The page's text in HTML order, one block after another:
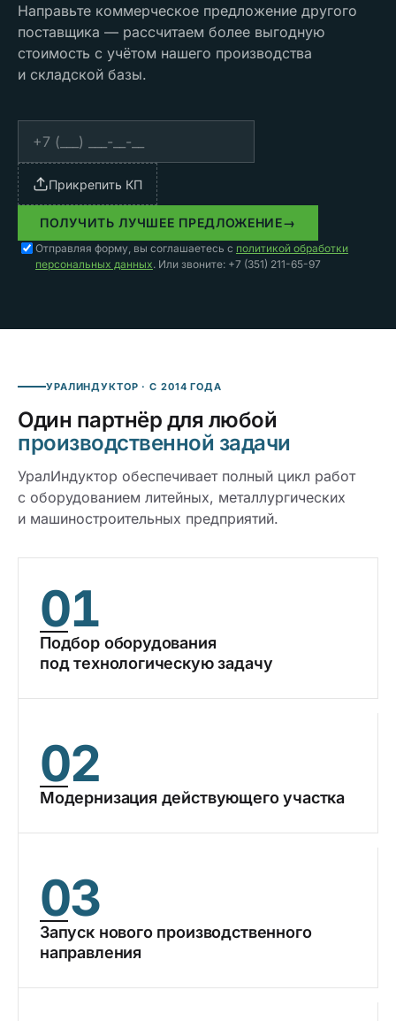
Направьте коммерческое предложение другого
поставщика — рассчитаем более выгодную
стоимость с учётом нашего производства
и складской базы.
Прикрепить КП
ПОЛУЧИТЬ ЛУЧШЕЕ ПРЕДЛОЖЕНИЕ→
Отправляя форму, вы соглашаетесь с политикой обработки
персональных данных. Или звоните: +7 (351) 211-65-97
УРАЛИНДУКТОР · С 2014 ГОДА
Один партнёр для любой
производственной задачи
УралИндуктор обеспечивает полный цикл работ
с оборудованием литейных, металлургических
и машиностроительных предприятий.
01
Подбор оборудования
под технологическую задачу
02
Модернизация действующего участка
03
Запуск нового производственного
направления